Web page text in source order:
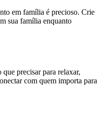
em família é precioso. Crie
sua família enquanto
precisar para relaxar,
com quem importa para